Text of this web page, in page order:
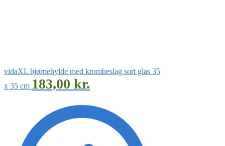
vidaXL hjørnehylde med krombeslag sort glas 35
x 35 cm 183,00 kr.